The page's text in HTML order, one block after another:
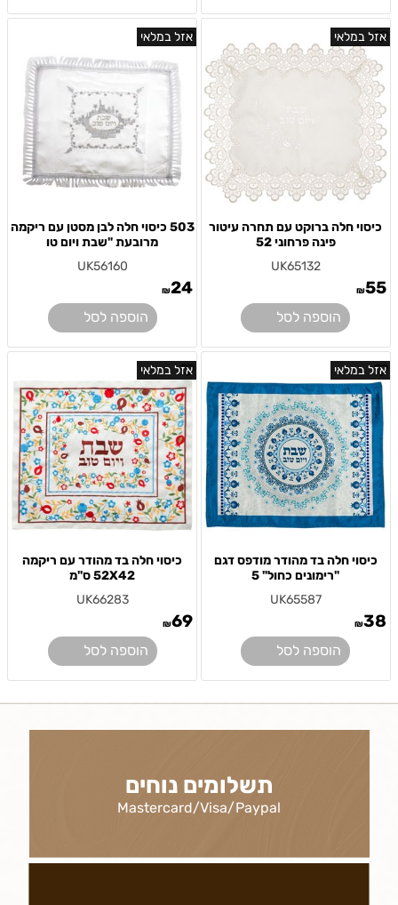
אזל במלאי
כיסוי חלה ברוקט עם תחרה עיטור
פינה פרחוני 52
UK65132
₪55
הוספה לסל
אזל במלאי
503 כיסוי חלה לבן מסטן עם ריקמה
מרובעת "שבת ויום טו
UK56160
₪24
הוספה לסל
אזל במלאי
כיסוי חלה בד מהודר מודפס דגם
"רימונים כחול" 5
UK65587
₪38
הוספה לסל
אזל במלאי
כיסוי חלה בד מהודר עם ריקמה
52X42 ס"מ
UK66283
₪69
הוספה לסל
תשלומים נוחים
Mastercard/Visa/Paypal